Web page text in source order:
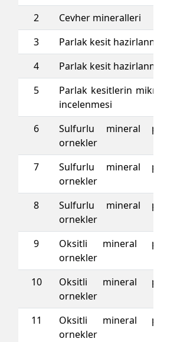
2
Cevher mineralleri
3
Parlak kesit hazirlanmasi
4
Parlak kesit hazirlanmasi
5
Parlak kesitlerin
incelenmesi
6
Sulfurlu mineral
ornekler
7
Sulfurlu mineral
ornekler
8
Sulfurlu mineral
ornekler
9
Oksitli mineral
ornekler
10
Oksitli mineral
ornekler
11
Oksitli mineral
ornekler